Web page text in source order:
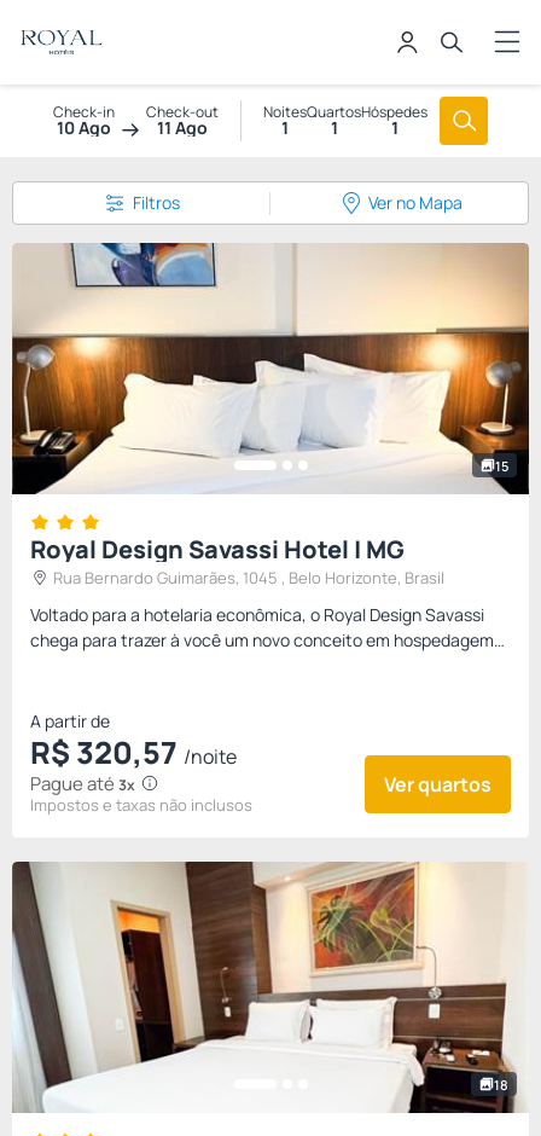
Check-in
10 Ago
Check-out
11 Ago
Noites
1
Quartos
1
Hóspedes
1
Filtros Ver no Mapa
15
Royal Design Savassi Hotel | MG
Rua Bernardo Guimarães, 1045 , Belo Horizonte, Brasil
Voltado para a hotelaria econômica, o Royal Design Savassi
chega para trazer à você um novo conceito em hospedagem
A partir de
R$ 320,57 /noite
Impostos e taxas não inclusos
Pague até 3x Ver quartos
18